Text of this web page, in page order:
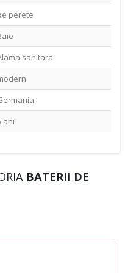
perete
sanitara
ani
BATERII DE